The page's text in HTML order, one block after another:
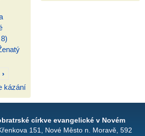
›
kázání
církve evangelické v Novém
Křenkova 151, Nové Město n. Moravě, 592